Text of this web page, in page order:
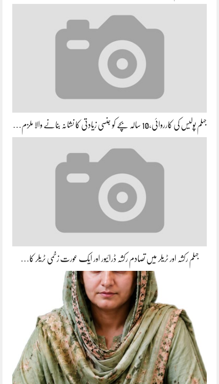
جہلم پولیس کی کارروائی،10 سالہ بچے کو جنسی زیادتی کا نشانہ بنانے والا ملزم…
جہلم رکشہ اور ٹریلر میں تصادم رکشہ ڈرائیور اور ایک عورت زخمی ٹریلر کا…